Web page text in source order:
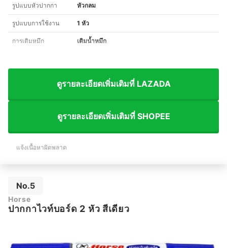
รูปแบบหัวปากกา หัวกลม
รูปแบบการใช้งาน 1 หัว
การเติมหมึก เติมน้ำหมึก
ดูรายละเอียดเพิ่มเติมที่ LAZADA
ดูรายละเอียดเพิ่มเติมที่ SHOPEE
แจ้งเนื้อหาผิดพลาด
No.5
Horse
ปากกาไวท์บอร์ด 2 หัว สีเดียว